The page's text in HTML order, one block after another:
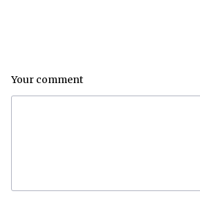
Your comment